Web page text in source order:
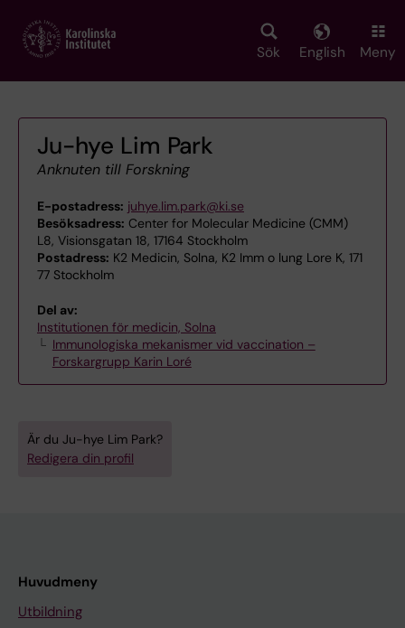
main
Sök English Meny
Ju-hye Lim Park
Anknuten till Forskning
E-postadress: juhye.lim.park@ki.se
Besöksadress: Center for Molecular Medicine (CMM)
L8, Visionsgatan 18, 17164 Stockholm
Postadress: K2 Medicin, Solna, K2 Imm o lung Lore K, 171
77 Stockholm
Del av:
Institutionen för medicin, Solna
Immunologiska mekanismer vid vaccination –
Forskargrupp Karin Loré
Är du Ju-hye Lim Park?
Redigera din profil
Huvudmeny
Utbildning